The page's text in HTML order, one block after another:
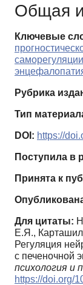
Общая
Ключевые
Рубрика
Тип
DOI: https://
Поступила в
Принята к
Для цитаты:
Е.Я.,
Регуляция
с печеночной
психология и
https://doi.org/